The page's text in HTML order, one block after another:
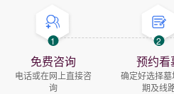
1
免费咨询
电话或在网上直接咨
询
2
预约看
确定好选择墓
期及线